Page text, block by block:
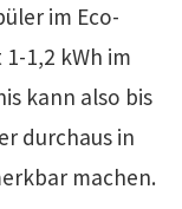
im Eco-
1,2 kWh im
kann also bis
durchaus in
machen.